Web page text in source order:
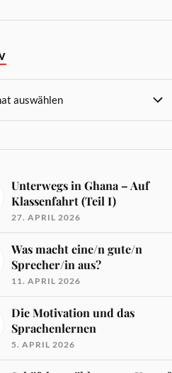
Unterwegs in Ghana – Auf
Klassenfahrt (Teil I)
27. APRIL 2026
Was macht eine/n gute/n
Sprecher/in aus?
11. APRIL 2026
Die Motivation und das
Sprachenlernen
5. APRIL 2026